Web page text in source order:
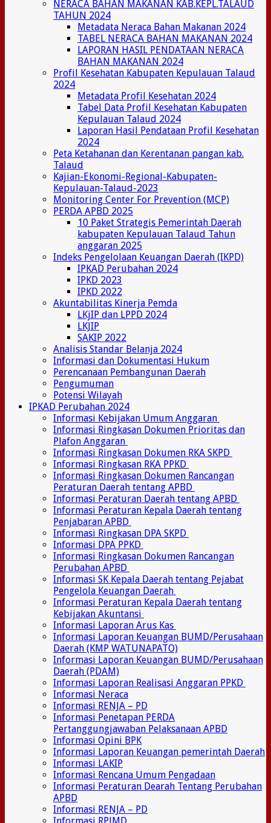
NERACA BAHAN MAKANAN KAB.KEPL.TALAUD
TAHUN 2024
Metadata Neraca Bahan Makanan 2024
TABEL NERACA BAHAN MAKANAN 2024
LAPORAN HASIL PENDATAAN NERACA
BAHAN MAKANAN 2024
Profil Kesehatan Kabupaten Kepulauan Talaud
2024
Metadata Profil Kesehatan 2024
Tabel Data Profil Kesehatan Kabupaten
Kepulauan Talaud 2024
Laporan Hasil Pendataan Profil Kesehatan
2024
Peta Ketahanan dan Kerentanan pangan kab.
Talaud
Kajian-Ekonomi-Regional-Kabupaten-
Kepulauan-Talaud-2023
Monitoring Center For Prevention (MCP)
PERDA APBD 2025
10 Paket Strategis Pemerintah Daerah
kabupaten Kepulauan Talaud Tahun
anggaran 2025
Indeks Pengelolaan Keuangan Daerah (IKPD)
IPKAD Perubahan 2024
IPKD 2023
IPKD 2022
Akuntabilitas Kinerja Pemda
LKjIP dan LPPD 2024
LKJIP
SAKIP 2022
Analisis Standar Belanja 2024
Informasi dan Dokumentasi Hukum
Perencanaan Pembangunan Daerah
Pengumuman
Potensi Wilayah
IPKAD Perubahan 2024
Informasi Kebijakan Umum Anggaran
Informasi Ringkasan Dokumen Prioritas dan
Plafon Anggaran
Informasi Ringkasan Dokumen RKA SKPD
Informasi Ringkasan RKA PPKD
Informasi Ringkasan Dokumen Rancangan
Peraturan Daerah tentang APBD
Informasi Peraturan Daerah tentang APBD
Informasi Peraturan Kepala Daerah tentang
Penjabaran APBD
Informasi Ringkasan DPA SKPD
Informasi DPA PPKD
Informasi Ringkasan Dokumen Rancangan
Perubahan APBD
Informasi SK Kepala Daerah tentang Pejabat
Pengelola Keuangan Daerah
Informasi Peraturan Kepala Daerah tentang
Kebijakan Akuntansi
Informasi Laporan Arus Kas
Informasi Laporan Keuangan BUMD/Perusahaan
Daerah (KMP WATUNAPATO)
Informasi Laporan Keuangan BUMD/Perusahaan
Daerah (PDAM)
Informasi Laporan Realisasi Anggaran PPKD
Informasi Neraca
Informasi RENJA – PD
Informasi Penetapan PERDA
Pertanggungjawaban Pelaksanaan APBD
Informasi Opini BPK
Informasi Laporan Keuangan pemerintah Daerah
Informasi LAKIP
Informasi Rencana Umum Pengadaan
Informasi Peraturan Dearah Tentang Perubahan
APBD
Informasi RENJA – PD